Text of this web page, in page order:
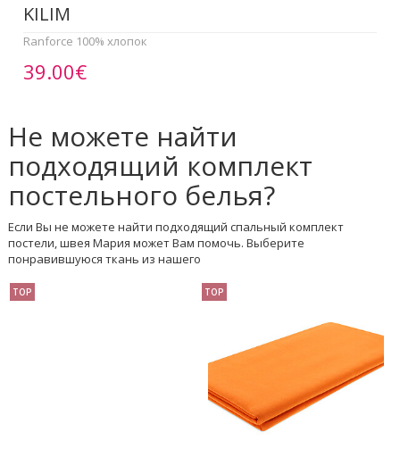
KILIM
Ranforce 100% хлопок
39.00€
Не можете найти
подходящий комплект
постельного белья?
Если Вы не можете найти подходящий спальный комплект
постели, швея Мария может Вам помочь. Выберите
понравившуюся ткань из нашего
TOP TOP